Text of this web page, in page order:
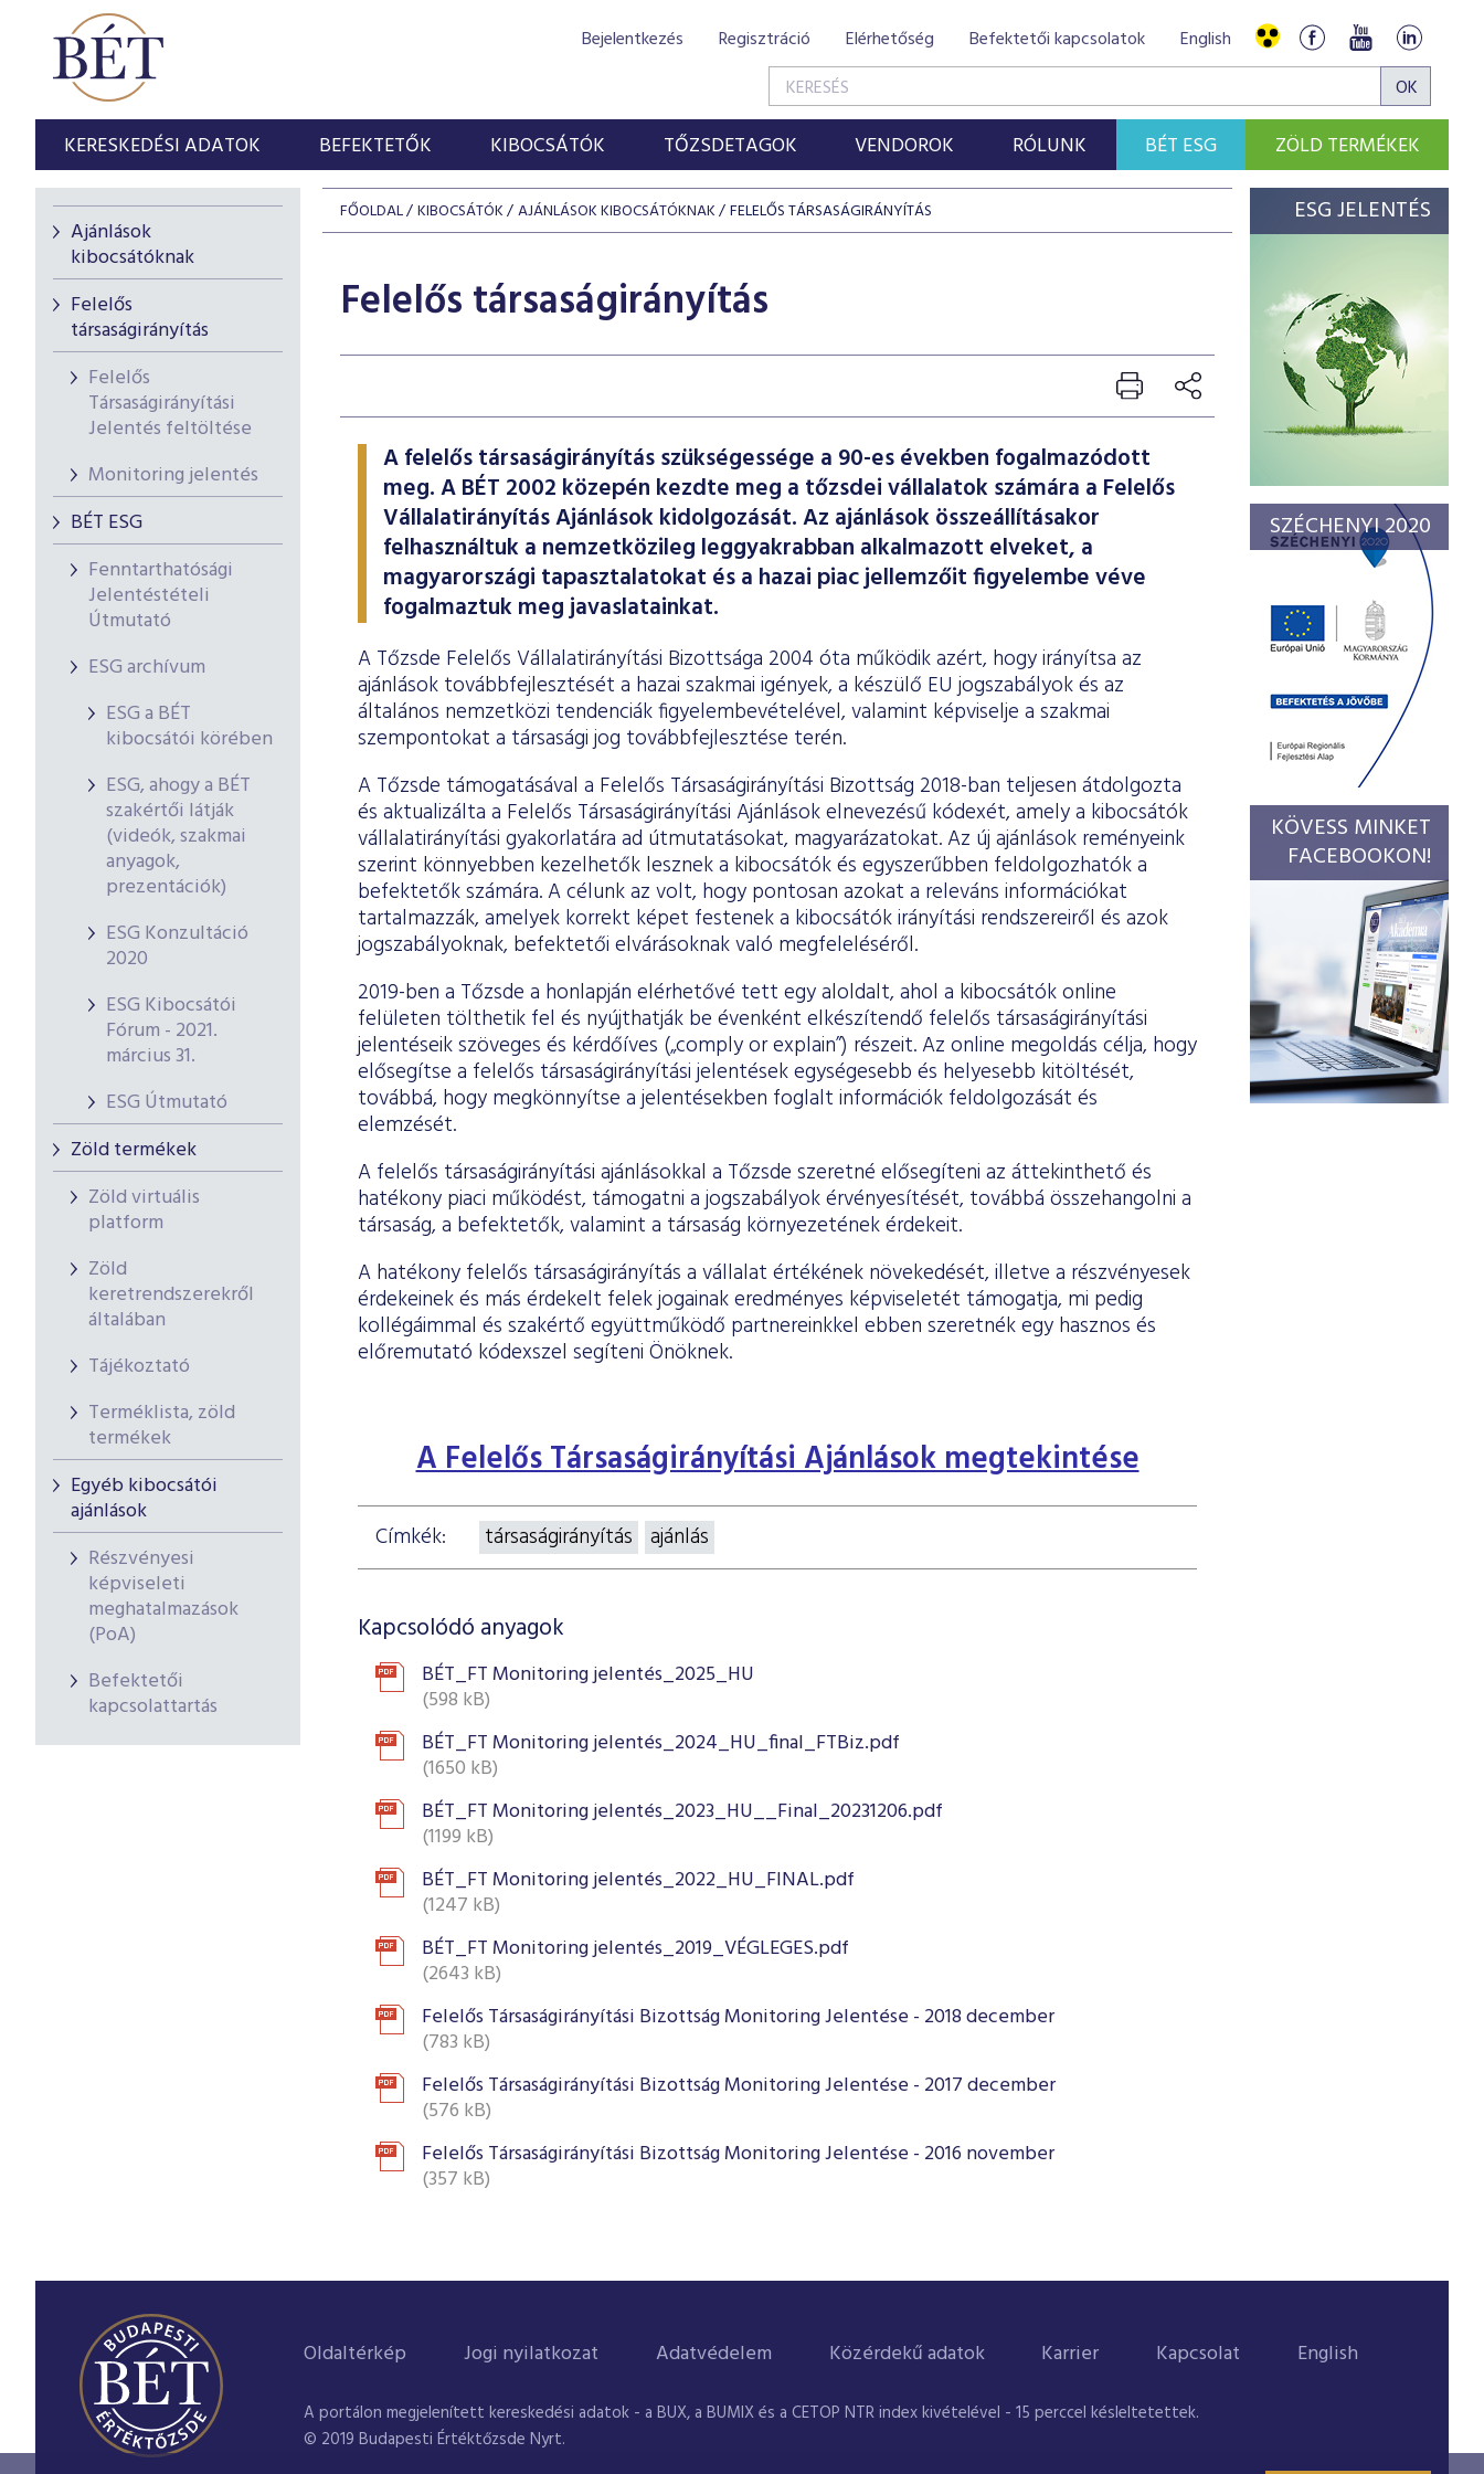
Bejelentkezés Regisztráció Elérhetőség Befektetői kapcsolatok English
KERESKEDÉSI ADATOK BEFEKTETŐK KIBOCSÁTÓK TŐZSDETAGOK VENDOROK RÓLUNK BÉT ESG ZÖLD TERMÉKEK
Ajánlások
kibocsátóknak
Felelős
társaságirányítás
Felelős
Társaságirányítási
Jelentés feltöltése
Monitoring jelentés
BÉT ESG
Fenntarthatósági
Jelentéstételi
Útmutató
ESG archívum
ESG a BÉT
kibocsátói körében
ESG, ahogy a BÉT
szakértői látják
(videók, szakmai
anyagok,
prezentációk)
ESG Konzultáció
2020
ESG Kibocsátói
Fórum - 2021.
március 31.
ESG Útmutató
Zöld termékek
Zöld virtuális
platform
Zöld
keretrendszerekről
általában
Tájékoztató
Terméklista, zöld
termékek
Egyéb kibocsátói
ajánlások
Részvényesi
képviseleti
meghatalmazások
(PoA)
Befektetői
kapcsolattartás
FŐOLDAL KIBOCSÁTÓK AJÁNLÁSOK KIBOCSÁTÓKNAK FELELŐS TÁRSASÁGIRÁNYÍTÁS
Felelős társaságirányítás
A felelős társaságirányítás szükségessége a 90-es években fogalmazódott
meg. A BÉT 2002 közepén kezdte meg a tőzsdei vállalatok számára a Felelős
Vállalatirányítás Ajánlások kidolgozását. Az ajánlások összeállításakor
felhasználtuk a nemzetközileg leggyakrabban alkalmazott elveket, a
magyarországi tapasztalatokat és a hazai piac jellemzőit figyelembe véve
fogalmaztuk meg javaslatainkat.
A Tőzsde Felelős Vállalatirányítási Bizottsága 2004 óta működik azért, hogy irányítsa az
ajánlások továbbfejlesztését a hazai szakmai igények, a készülő EU jogszabályok és az
általános nemzetközi tendenciák figyelembevételével, valamint képviselje a szakmai
szempontokat a társasági jog továbbfejlesztése terén.
A Tőzsde támogatásával a Felelős Társaságirányítási Bizottság 2018-ban teljesen átdolgozta
és aktualizálta a Felelős Társaságirányítási Ajánlások elnevezésű kódexét, amely a kibocsátók
vállalatirányítási gyakorlatára ad útmutatásokat, magyarázatokat. Az új ajánlások reményeink
szerint könnyebben kezelhetők lesznek a kibocsátók és egyszerűbben feldolgozhatók a
befektetők számára. A célunk az volt, hogy pontosan azokat a releváns információkat
tartalmazzák, amelyek korrekt képet festenek a kibocsátók irányítási rendszereiről és azok
jogszabályoknak, befektetői elvárásoknak való megfeleléséről.
2019-ben a Tőzsde a honlapján elérhetővé tett egy aloldalt, ahol a kibocsátók online
felületen tölthetik fel és nyújthatják be évenként elkészítendő felelős társaságirányítási
jelentéseik szöveges és kérdőíves („comply or explain”) részeit. Az online megoldás célja, hogy
elősegítse a felelős társaságirányítási jelentések egységesebb és helyesebb kitöltését,
továbbá, hogy megkönnyítse a jelentésekben foglalt információk feldolgozását és
elemzését.
A felelős társaságirányítási ajánlásokkal a Tőzsde szeretné elősegíteni az áttekinthető és
hatékony piaci működést, támogatni a jogszabályok érvényesítését, továbbá összehangolni a
társaság, a befektetők, valamint a társaság környezetének érdekeit.
A hatékony felelős társaságirányítás a vállalat értékének növekedését, illetve a részvényesek
érdekeinek és más érdekelt felek jogainak eredményes képviseletét támogatja, mi pedig
kollégáimmal és szakértő együttműködő partnereinkkel ebben szeretnék egy hasznos és
előremutató kódexszel segíteni Önöknek.
A Felelős Társaságirányítási Ajánlások megtekintése
Címkék: társaságirányítás ajánlás
Kapcsolódó anyagok
BÉT_FT Monitoring jelentés_2025_HU
(598 kB)
BÉT_FT Monitoring jelentés_2024_HU_final_FTBiz.pdf
(1650 kB)
BÉT_FT Monitoring jelentés_2023_HU__Final_20231206.pdf
(1199 kB)
BÉT_FT Monitoring jelentés_2022_HU_FINAL.pdf
(1247 kB)
BÉT_FT Monitoring jelentés_2019_VÉGLEGES.pdf
(2643 kB)
Felelős Társaságirányítási Bizottság Monitoring Jelentése - 2018 december
(783 kB)
Felelős Társaságirányítási Bizottság Monitoring Jelentése - 2017 december
(576 kB)
Felelős Társaságirányítási Bizottság Monitoring Jelentése - 2016 november
(357 kB)
ESG JELENTÉS
SZÉCHENYI 2020
KÖVESS MINKET
FACEBOOKON!
Oldaltérkép Jogi nyilatkozat Adatvédelem Közérdekű adatok Karrier Kapcsolat English
A portálon megjelenített kereskedési adatok - a BUX, a BUMIX és a CETOP NTR index kivételével - 15 perccel késleltetettek.
© 2019 Budapesti Értéktőzsde Nyrt.